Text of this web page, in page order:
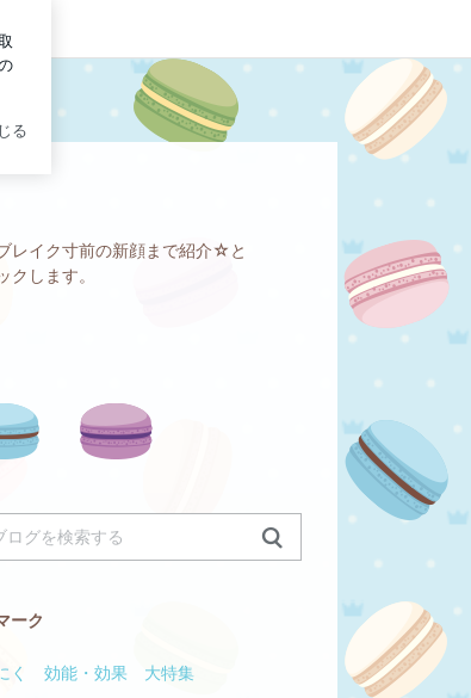
レイク寸前の新顔まで紹介☆と
します。
ーク
く 効能・効果 大特集